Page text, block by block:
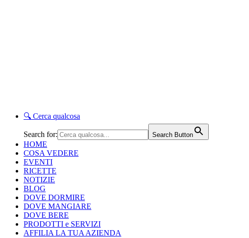
🔍 Cerca qualcosa
Search for: Search Button
HOME
COSA VEDERE
EVENTI
RICETTE
NOTIZIE
BLOG
DOVE DORMIRE
DOVE MANGIARE
DOVE BERE
PRODOTTI e SERVIZI
AFFILIA LA TUA AZIENDA